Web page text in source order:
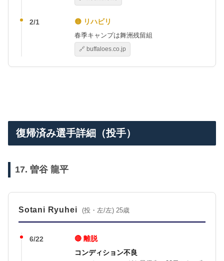
2/1 🟡 リハビリ
春季キャンプは舞洲残留組
🔗 buffaloes.co.jp
復帰済み選手詳細（投手）
17. 曽谷 龍平
Sotani Ryuhei (投・左/左) 25歳
6/22
🔴 離脱
コンディション不良